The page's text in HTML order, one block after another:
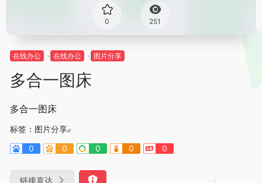
0 251
在线办公 在线办公 图片分享
多合一图床
多合一图床
标签： 图片分享
0
0 0 0 0
链接直达